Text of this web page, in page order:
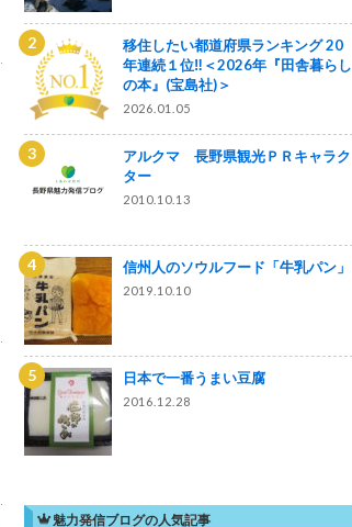
移住したい都道府県ランキング 20
年連続１位‼＜2026年『田舎暮らし
の本』(宝島社)＞
2026.01.05
アルクマ 長野県観光ＰＲキャラク
ター
2010.10.13
信州人のソウルフード「牛乳パン」
2019.10.10
日本で一番うまい豆腐
2016.12.28
魅力発信ブログの人気記事